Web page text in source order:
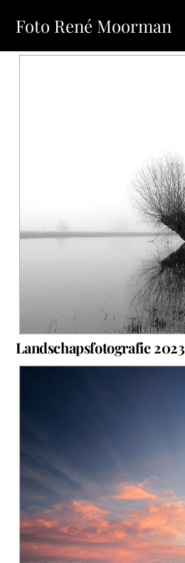
Foto René Moorman
Landschapsfotografie 2023